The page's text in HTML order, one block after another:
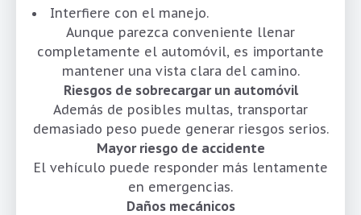
Interfiere con el manejo.
Aunque parezca conveniente llenar
completamente el automóvil, es importante
mantener una vista clara del camino.
Riesgos de sobrecargar un automóvil
Además de posibles multas, transportar
demasiado peso puede generar riesgos serios.
Mayor riesgo de accidente
El vehículo puede responder más lentamente
en emergencias.
Daños mecánicos